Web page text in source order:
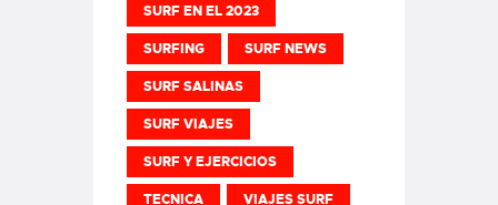
SURF EN EL 2023
SURFING SURF NEWS
SURF SALINAS
SURF VIAJES
SURF Y EJERCICIOS
TECNICA VIAJES SURF